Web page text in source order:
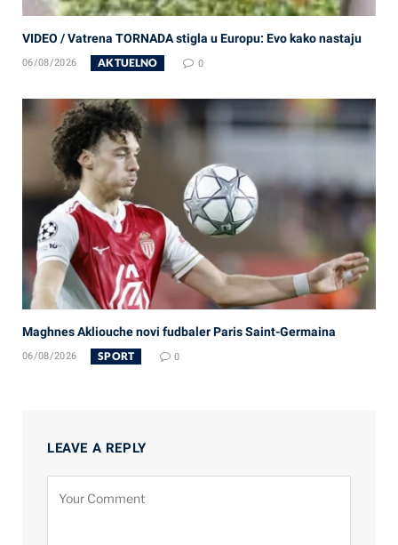
VIDEO / Vatrena TORNADA stigla u Europu: Evo kako nastaju
06/08/2026 AKTUELNO 0
Maghnes Akliouche novi fudbaler Paris Saint-Germaina
06/08/2026 SPORT 0
LEAVE A REPLY